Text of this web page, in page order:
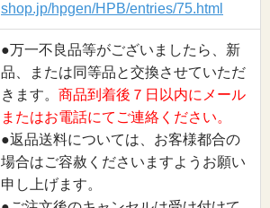
shop.jp/hpgen/HPB/entries/75.html
●万一不良品等がございましたら、新
品、または同等品と交換させていただ
きます。 商品到着後７日以内にメール
またはお電話にてご連絡ください。
●返品送料については、お客様都合の
場合はご容赦くださいますようお願い
申し上げます。